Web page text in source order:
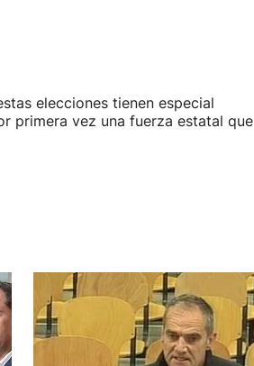
elecciones tienen especial
primera vez una fuerza estatal que